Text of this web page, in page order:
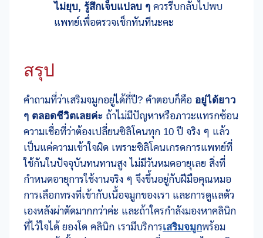
ไม่ยุบ, รู้สึกเจ็บแปลบ ๆ ควรรีบกลับไปพบ
แพทย์เพื่อตรวจเช็กทันทีนะคะ
สรุป
คำถามที่ว่าเสริมจมูกอยู่ได้กี่ปี? คำตอบก็คือ อยู่ได้ยาว
ๆ ตลอดชีวิตเลยค่ะ ถ้าไม่มีปัญหาหรือภาวะแทรกซ้อน
ความเชื่อที่ว่าต้องเปลี่ยนซิลิโคนทุก 10 ปี จริง ๆ แล้ว
เป็นแค่ความเข้าใจผิด เพราะซิลิโคนเกรดการแพทย์ที่
ใช้กันในปัจจุบันทนทานสูง ไม่มีวันหมดอายุเลย สิ่งที่
กำหนดอายุการใช้งานจริง ๆ จึงขึ้นอยู่กับฝีมือคุณหมอ
การเลือกทรงที่เข้ากับเนื้อจมูกของเรา และการดูแลตัว
เองหลังผ่าตัดมากกว่าค่ะ และถ้าใครกำลังมองหาคลินิก
ที่ไว้ใจได้ ยองโด คลินิก เรามีบริการเสริมจมูกพร้อม